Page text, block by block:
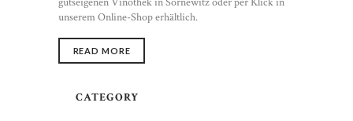
unserem Online-Shop erhältlich.
READ MORE
CATEGORY